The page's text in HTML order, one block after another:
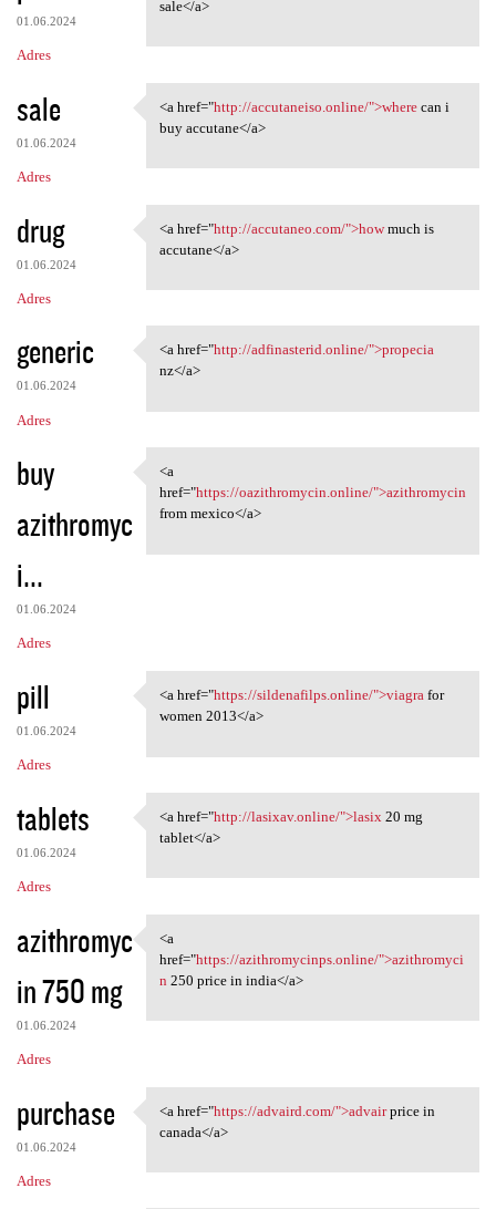
01.06.2024
Adres
sale</a>
sale
01.06.2024
Adres
<a href="http://accutaneiso
<a href="http://accutaneiso.online/">wherecan i
buy accutane</a>
drug
01.06.2024
Adres
<a href="http://accutaneo.com
<a href="http://accutaneo.com/">howmuch is
accutane</a>
generic
01.06.2024
Adres
<a href="http://adfinasterid
<a href="http://adfinasterid.online/">propecia
nz</a>
buy
azithromyc
i...
01.06.2024
Adres
<a href="https:/
<a
href="https://oazithromycin.online/">azithromycin
from mexico</a>
pill
01.06.2024
Adres
<a href="https://sildenafilps
<a href="https://sildenafilps.online/">viagrafor
women 2013</a>
tablets
01.06.2024
Adres
<a href="http://lasixav
<a href="http://lasixav.online/">lasix 20 mg
tablet</a>
azithromyc
in 750 mg
01.06.2024
Adres
<a href="https:/
<a
href="https://azithromycinps.online/">azithromyci
n 250 price in india</a>
purchase
01.06.2024
Adres
<a href="https://advaird.com/
<a href="https://advaird.com/">advairprice in
canada</a>